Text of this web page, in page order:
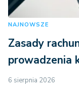
NAJNOWSZE
Zasady
prowadzenia
6 sierpnia 2026